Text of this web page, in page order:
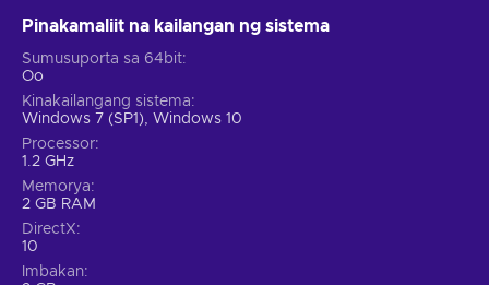
Pinakamaliit na kailangan ng sistema
Sumusuporta sa 64bit
Oo
Kinakailangang sistema
Windows 7 (SP1), Windows 10
Processor
1.2 GHz
Memorya
2 GB RAM
DirectX
10
Imbakan